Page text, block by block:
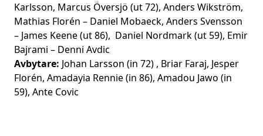
Karlsson, Marcus Översjö (ut 72), Anders Wikström,
Mathias Florén – Daniel Mobaeck, Anders Svensson
– James Keene (ut 86), Daniel Nordmark (ut 59), Emir
Bajrami – Denni Avdic
Avbytare: Johan Larsson (in 72) , Briar Faraj, Jesper
Florén, Amadayia Rennie (in 86), Amadou Jawo (in
59), Ante Covic